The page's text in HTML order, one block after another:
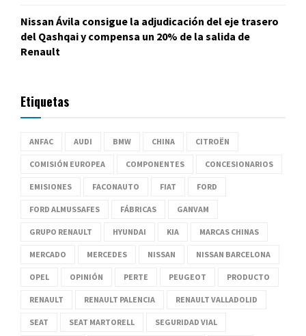
Nissan Ávila consigue la adjudicación del eje trasero
del Qashqai y compensa un 20% de la salida de
Renault
Etiquetas
ANFAC AUDI BMW CHINA CITROËN
COMISIÓN EUROPEA COMPONENTES CONCESIONARIOS
EMISIONES FACONAUTO FIAT FORD
FORD ALMUSSAFES FÁBRICAS GANVAM
GRUPO RENAULT HYUNDAI KIA MARCAS CHINAS
MERCADO MERCEDES NISSAN NISSAN BARCELONA
OPEL OPINIÓN PERTE PEUGEOT PRODUCTO
RENAULT RENAULT PALENCIA RENAULT VALLADOLID
SEAT SEAT MARTORELL SEGURIDAD VIAL